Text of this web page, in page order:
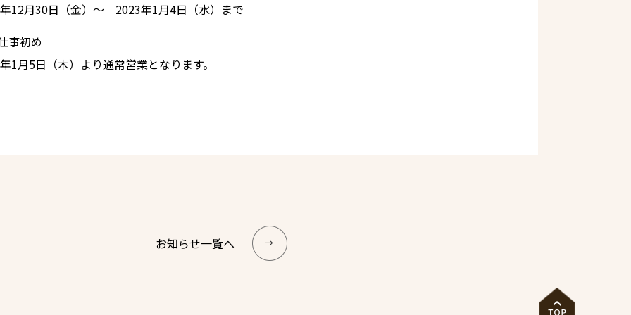
12月30日（金）～ 2023年1月4日（水）まで
事初め
1月5日（木）より通常営業となります。
お知らせ一覧へ